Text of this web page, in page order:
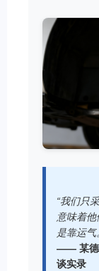
“我们只
意味着
是靠运气
—— 某德
谈实录